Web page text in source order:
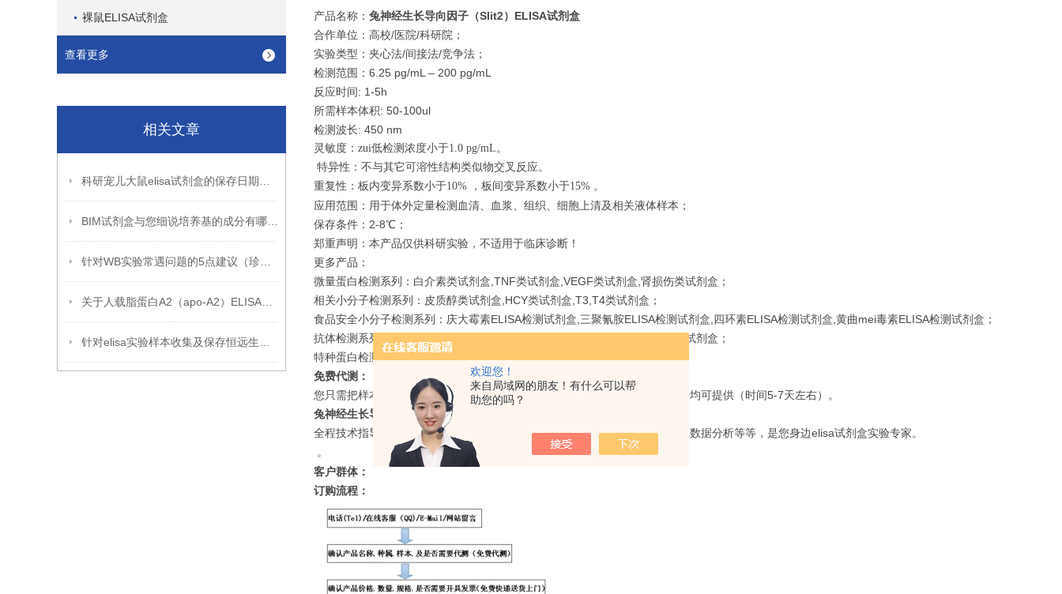
欢迎您！
来自局域网的朋友！有什么可以帮
助您的吗？
裸鼠ELISA试剂盒
查看更多
相关文章
产品名称： 兔神经生长导向因子（Slit2）ELISA试剂盒
合作单位：高校/医院/科研院；
实验类型：夹心法/间接法/竞争法；
检测范围：6.25 pg/mL – 200 pg/mL
反应时间: 1-5h
所需样本体积: 50-100ul
检测波长: 450 nm
灵敏度：zui低检测浓度小于1.0 pg/mL。
特异性：不与其它可溶性结构类似物交叉反应。
重复性：板内变异系数小于10% ，板间变异系数小于15% 。
应用范围：用于体外定量检测血清、血浆、组织、细胞上清及相关液体样本；
保存条件：2-8℃；
郑重声明：本产品仅供科研实验，不适用于临床诊断！
更多产品：
微量蛋白检测系列：白介素类试剂盒,TNF类试剂盒,VEGF类试剂盒,肾损伤类试剂盒；
相关小分子检测系列：皮质醇类试剂盒,HCY类试剂盒,T3,T4类试剂盒；
食品安全小分子检测系列：庆大霉素ELISA检测试剂盒,三聚氰胺ELISA检测试剂盒,四环素ELISA检测试剂盒,黄曲mei毒素ELISA检测试剂盒；
抗体检测系列：链球菌溶血素o抗体ELISA检测试剂盒,AQP-Ab类试剂盒,HINI试剂盒；
特种蛋白检测：近十个种属的白蛋白,球蛋白ELISA检测试剂盒。
免费代测：
您只需把样本寄过来，我们为您节省时间，帮您出结果，原始数据，分析数据均可提供（时间5-7天左右）。
兔神经生长导向因子（Slit2）ELISA试剂盒技术指导：
全程技术指导包括售前的标本收集，使用过程中不明白的地方，实验结束后的数据分析等等，是您身边elisa试剂盒实验专家。
。
客户群体：
订购流程：